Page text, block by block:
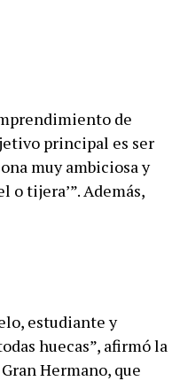
de
principal es ser
muy ambiciosa y
o tijera’”. Además,
estudiante y
huecas”, afirmó la
Hermano, que